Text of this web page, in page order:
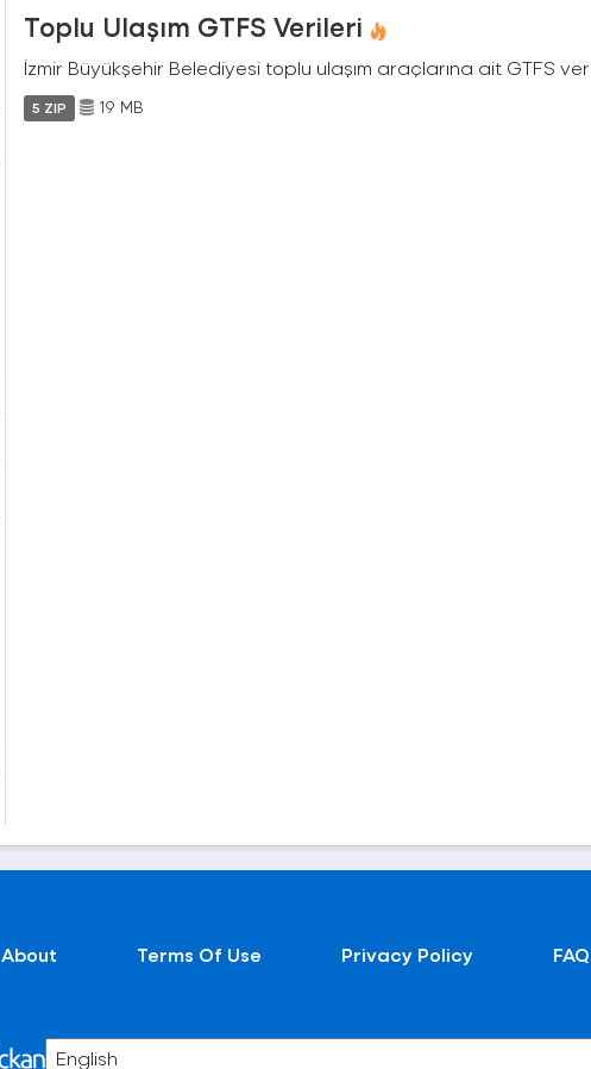
Toplu Ulaşım GTFS Verileri
İzmir Büyükşehir Belediyesi toplu ulaşım araçlarına ait GTFS
5 ZIP 19 MB
About Terms Of Use Privacy Policy FAQ